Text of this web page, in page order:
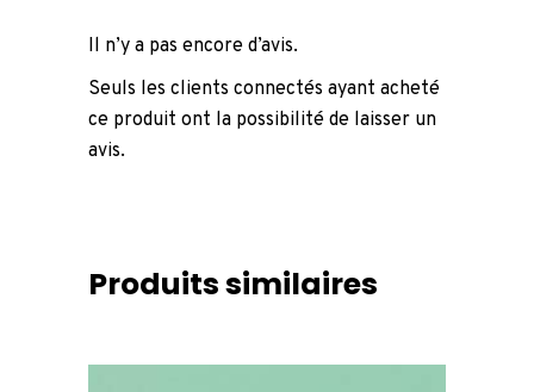
Il n’y a pas encore d’avis.
Seuls les clients connectés ayant acheté
ce produit ont la possibilité de laisser un
avis.
Produits similaires